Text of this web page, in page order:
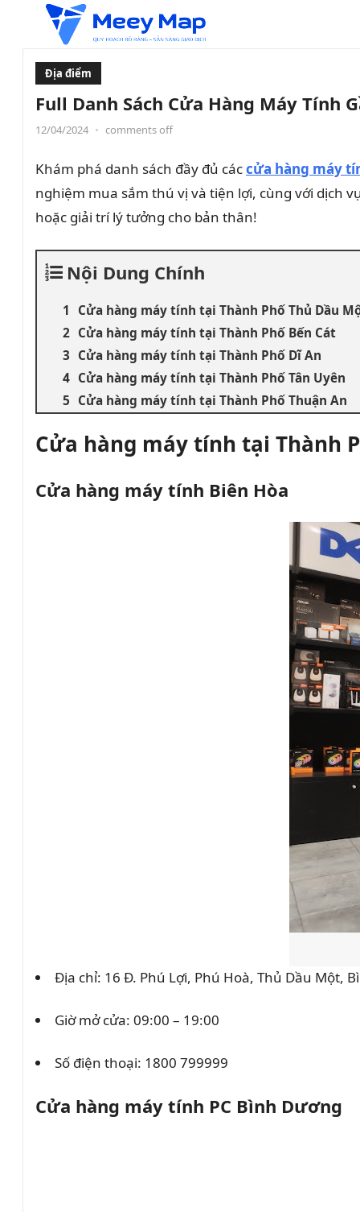
Địa điểm
Full Danh Sách Cửa Hàng Máy Tính
12/04/2024 • comments off
Khám phá danh sách đầy đủ cáccửa hàng máy
nghiệm mua sắm thú vị và tiện lợi, cùng với dịch
hoặc giải trí lý tưởng cho bản thân!
Nội Dung Chính
Cửa hàng máy tính tại Thành Phố Thủ Dầu
Cửa hàng máy tính tại Thành Phố Bến Cát
Cửa hàng máy tính tại Thành Phố Dĩ An
Cửa hàng máy tính tại Thành Phố Tân Uyên
Cửa hàng máy tính tại Thành Phố Thuận An
Cửa hàng máy tính tại Thành
Cửa hàng máy tính Biên Hòa
Địa chỉ: 16 Đ. Phú Lợi, Phú Hoà, Thủ Dầu Một,
Giờ mở cửa: 09:00 – 19:00
Số điện thoại: 1800 799999
Cửa hàng máy tính PC Bình Dương